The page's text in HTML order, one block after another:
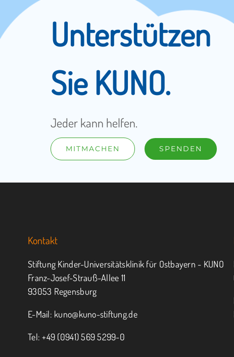
Unterstützen
Sie KUNO.
Jeder kann helfen.
MITMACHEN SPENDEN
Kontakt
Stiftung Kinder-Universitätsklinik für Ostbayern - KUNO
Franz-Josef-Strauß-Allee 11
93053 Regensburg
E-Mail: kuno@kuno-stiftung.de
Tel: +49 (0941) 569 5299-0